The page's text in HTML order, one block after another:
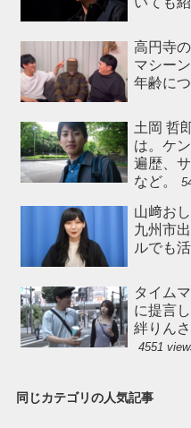
高円寺
マシー
年齢に
土岡 哲
は。ケ
遍歴、
など。
山﨑お
九州市
ルでも
タイム
に提言
絆りん
4551
同じカテゴリの人気記事